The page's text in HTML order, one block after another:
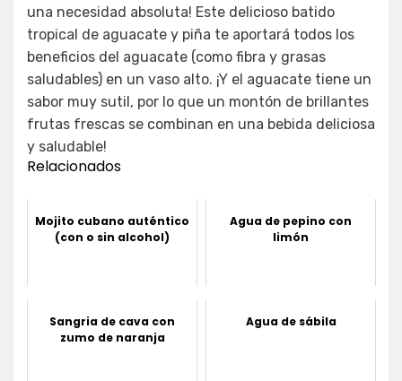
una necesidad absoluta! Este delicioso batido
tropical de aguacate y piña te aportará todos los
beneficios del aguacate (como fibra y grasas
saludables) en un vaso alto. ¡Y el aguacate tiene un
sabor muy sutil, por lo que un montón de brillantes
frutas frescas se combinan en una bebida deliciosa
y saludable!
Relacionados
Mojito cubano auténtico
(con o sin alcohol)
Agua de pepino con
limón
Sangria de cava con
zumo de naranja
Agua de sábila